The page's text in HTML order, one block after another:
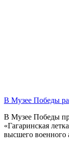
В Музее Победы
В Музее Победы
«Гагаринская
высшего военного